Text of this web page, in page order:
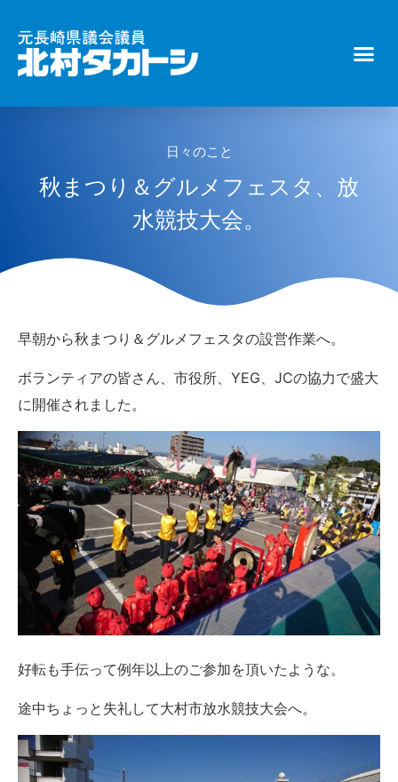
日々のこと
秋まつり＆グルメフェスタ、放
水競技大会。
早朝から秋まつり＆グルメフェスタの設営作業へ。
ボランティアの皆さん、市役所、YEG、JCの協力で盛大
に開催されました。
好転も手伝って例年以上のご参加を頂いたような。
途中ちょっと失礼して大村市放水競技大会へ。